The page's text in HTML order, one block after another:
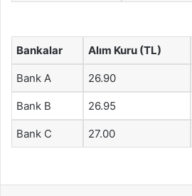
Bankalar Alım Kuru (TL)
Bank A 26.90
Bank B 26.95
Bank C 27.00